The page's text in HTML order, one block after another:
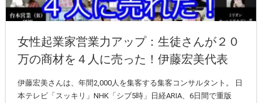
女性起業家営業力アップ：生徒さんが２０
万の商材を４人に売った！伊藤宏美代表
伊藤宏美さんは、年間2,000人を集客する集客コンサルタント。 日
本テレビ「スッキリ」NHK「シブ5時」日経ARIA、6日間で重版